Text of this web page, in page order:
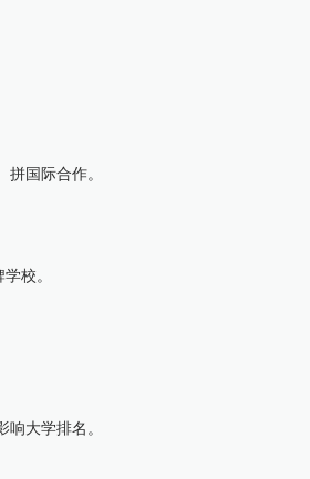
国际合作。
校。
大学排名。